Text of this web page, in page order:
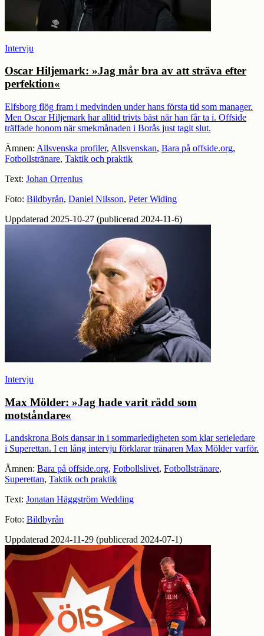
Intervju
Oscar Hiljemark: »Jag mår bra av att sträva efter
perfektion«
Elfsborg flög fram i medvinden under hans första tid som manager.
Men Oscar Hiljemark har alltid trivts bäst när han får ta i. Offside
träffade honom när smekmånaden i Borås just tagit slut.
Ämnen: Allsvenska profiler, Allsvenskan, Bara på offside.org,
Fotbollstränare, Taktik och praktik
Text: Johan Orrenius
Foto: Bildbyrån, Daniel Nilsson, Peter Widing
Uppdaterad 2025-10-27 (publicerad 2024-11-6)
Intervju
Max Mölder: »Jag hade varit rädd som
motståndare«
Landskrona Bois dansar in i sommarledigheten som klar serieledare
i Superettan. I en lång intervju förklarar tränaren Max Mölder varför.
Ämnen: Bara på offside.org, Fotbollslivet, Fotbollstränare,
Superettan, Taktik och praktik
Text: Jonatan Häggström Wedding
Foto: Bildbyrån
Uppdaterad 2024-11-29 (publicerad 2024-07-1)